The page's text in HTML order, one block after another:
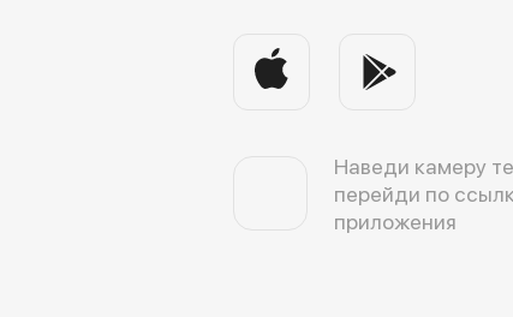
Наведи камеру
перейди по
приложения